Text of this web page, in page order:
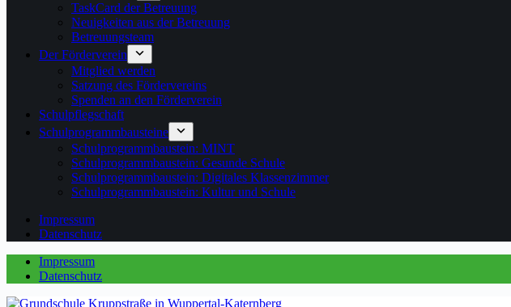
TaskCard der Betreuung
Neuigkeiten aus der Betreuung
Betreuungsteam
Der Förderverein
Mitglied werden
Satzung des Fördervereins
Spenden an den Förderverein
Schulpflegschaft
Schulprogrammbausteine
Schulprogrammbaustein: MINT
Schulprogrammbaustein: Gesunde Schule
Schulprogrammbaustein: Digitales Klassenzimmer
Schulprogrammbaustein: Kultur und Schule
Impressum
Datenschutz
Impressum
Datenschutz